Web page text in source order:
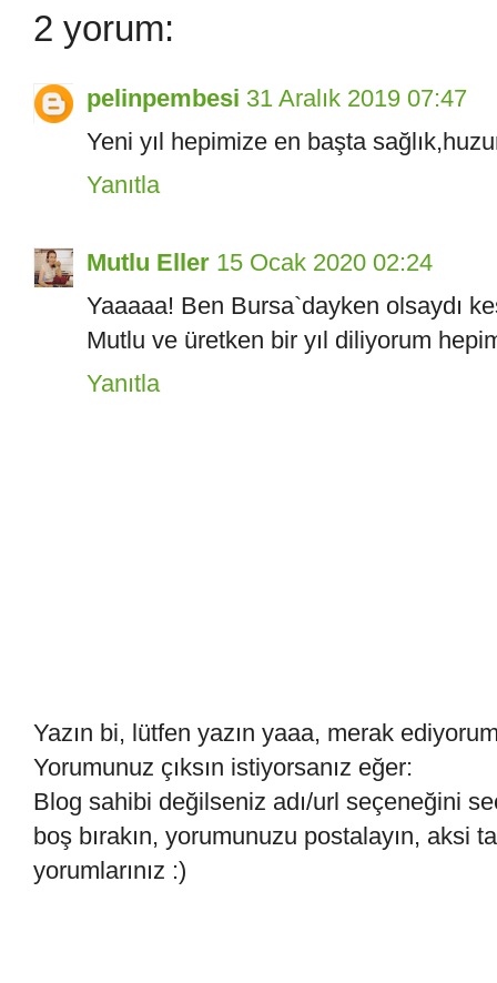
2 yorum:
pelinpembesi 31 Aralık 2019 07:47
Yeni yıl hepimize en başta
Yanıtla
Mutlu Eller 15 Ocak 2020 02:24
Yaaaaa! Ben Bursa`dayken olsaydı
Mutlu ve üretken bir yıl diliyorum
Yanıtla
Yazın bi, lütfen yazın yaaa, merak
Yorumunuz çıksın istiyorsanız eğer:
Blog sahibi değilseniz adı/url seçeneğini
boş bırakın, yorumunuzu postalayın, aksi
yorumlarınız :)